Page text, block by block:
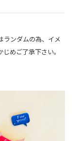
ランダムの為、イメ
めご了承下さい。